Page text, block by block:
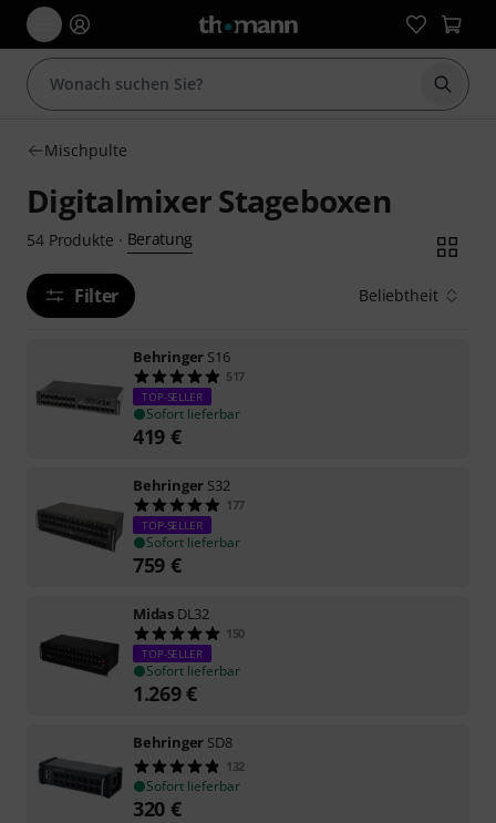
Suche
Mischpulte
Digitalmixer Stageboxen
54 Produkte · Beratung
Filter Beliebtheit
Behringer S16
517
TOP-SELLER
Sofort lieferbar
419 €
Behringer S32
177
TOP-SELLER
Sofort lieferbar
759 €
Midas DL32
150
TOP-SELLER
Sofort lieferbar
1.269€
Behringer SD8
132
Sofort lieferbar
320 €